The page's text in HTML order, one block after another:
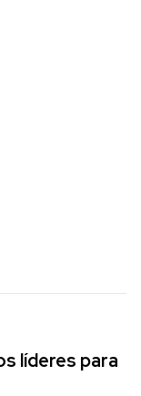
líderes para